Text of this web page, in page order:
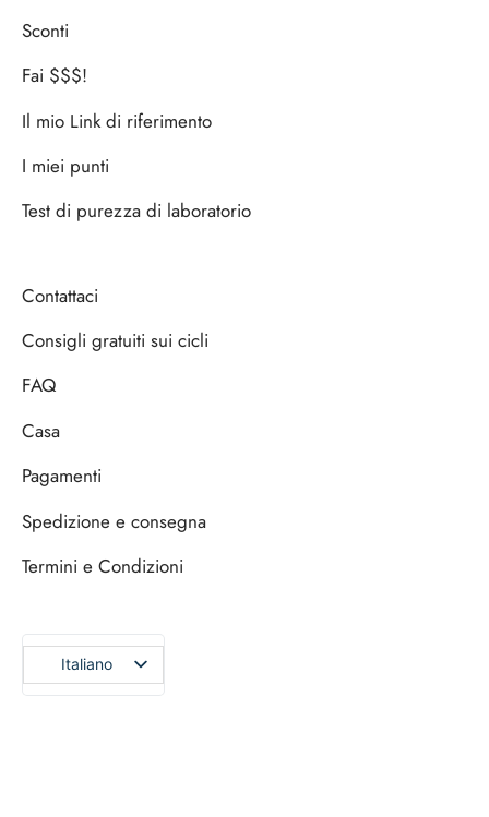
Sconti
Fai $$$!
Il mio Link di riferimento
I miei punti
Test di purezza di laboratorio
Contattaci
Consigli gratuiti sui cicli
FAQ
Casa
Pagamenti
Spedizione e consegna
Termini e Condizioni
Italiano